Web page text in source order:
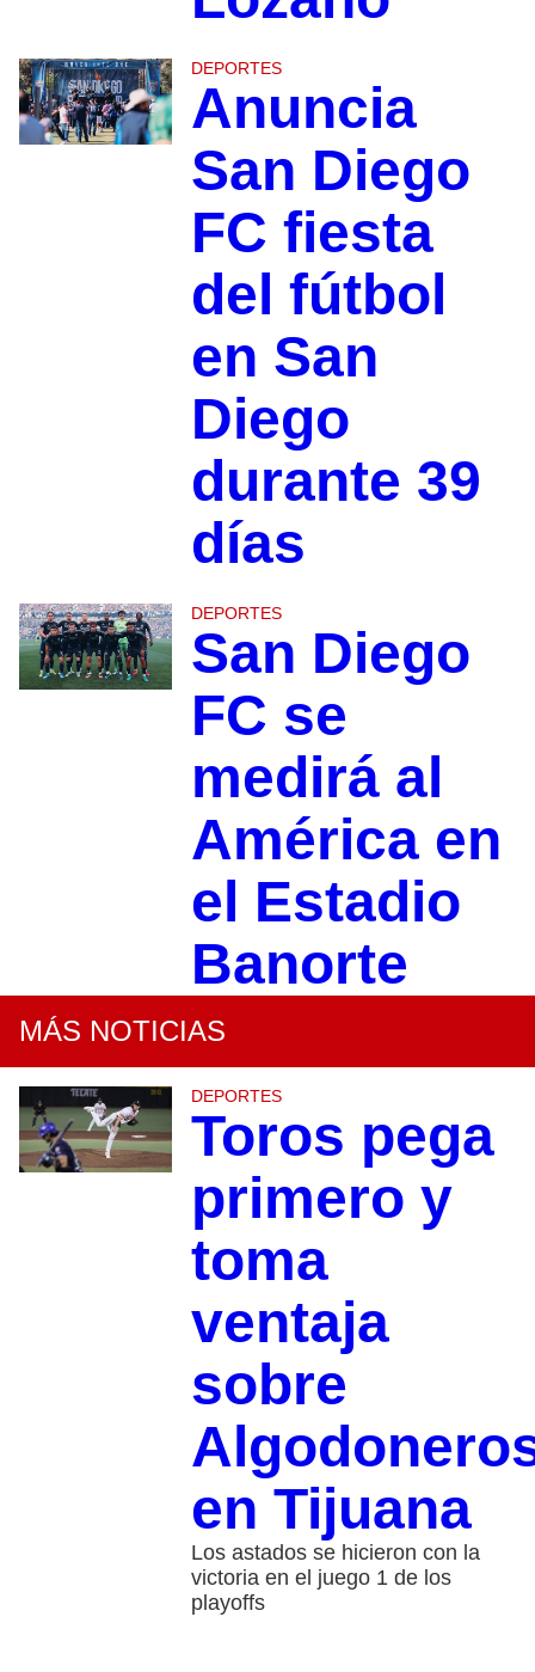
DEPORTES
Anuncia
San Diego
FC fiesta
del fútbol
en San
Diego
durante 39
días
DEPORTES
San Diego
FC se
medirá al
América en
el Estadio
Banorte
MÁS NOTICIAS
DEPORTES
Toros pega
primero y
toma
ventaja
sobre
en Tijuana
Los astados se hicieron con la
victoria en el juego 1 de los
playoffs